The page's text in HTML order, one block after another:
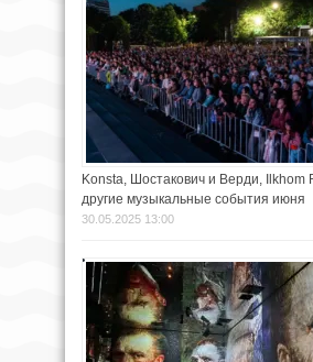
Konsta, Шостакович и Верди, Ilkhom
другие музыкальные события июня
30.05.2025 13:00